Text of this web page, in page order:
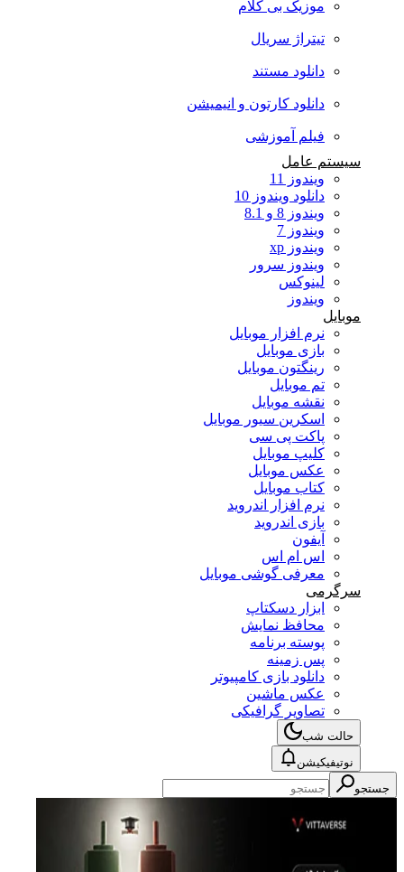
موزیک بی کلام
تیتراژ سریال
دانلود مستند
دانلود کارتون و انیمیشن
فیلم آموزشی
سیستم عامل
ویندوز 11
دانلود ویندوز 10
ویندوز 8 و 8.1
ویندوز 7
ویندوز xp
ویندوز سرور
لینوکس
ویندوز
موبایل
نرم افزار موبایل
بازی موبایل
رینگتون موبایل
تم موبایل
نقشه موبایل
اسکرین سیور موبایل
پاکت پی سی
کلیپ موبایل
عکس موبایل
کتاب موبایل
نرم افزار اندروید
بازی اندروید
آیفون
اس ام اس
معرفی گوشی موبایل
سرگرمی
ابزار دسکتاپ
محافظ نمایش
پوسته برنامه
پس زمینه
دانلود بازی کامپیوتر
عکس ماشین
تصاویر گرافیکی
حالت شب
نوتیفیکیشن
جستجو